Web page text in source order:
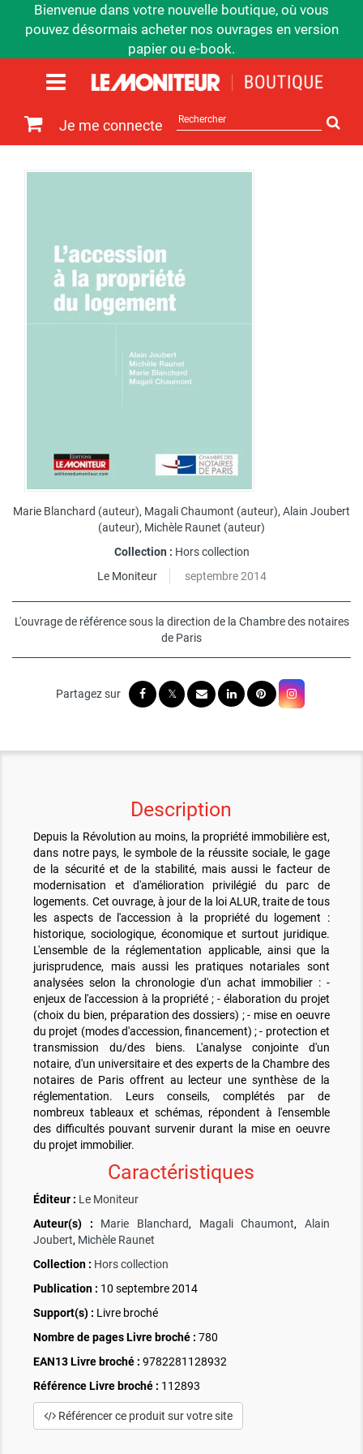
Bienvenue dans votre nouvelle boutique, où vous
pouvez désormais acheter nos ouvrages en version
papier ou e-book.
Je me connecte
sur
le
Marie Blanchard (auteur), Magali Chaumont (auteur), Alain Joubert
(auteur), Michèle Raunet (auteur)
Collection : Hors collection
Le Moniteur
septembre 2014
L'ouvrage de référence sous la direction de la Chambre des notaires
de Paris
Description
Depuis la Révolution au moins, la propriété immobilière est,
dans notre pays, le symbole de la réussite sociale, le gage
de la sécurité et de la stabilité, mais aussi le facteur de
modernisation et d'amélioration privilégié du parc de
logements. Cet ouvrage, à jour de la loi ALUR, traite de tous
les aspects de l'accession à la propriété du logement :
historique, sociologique, économique et surtout juridique.
L'ensemble de la réglementation applicable, ainsi que la
jurisprudence, mais aussi les pratiques notariales sont
analysées selon la chronologie d'un achat immobilier : -
enjeux de l'accession à la propriété ; - élaboration du projet
(choix du bien, préparation des dossiers) ; - mise en oeuvre
du projet (modes d'accession, financement) ; - protection et
transmission du/des biens. L'analyse conjointe d'un
notaire, d'un universitaire et des experts de la Chambre des
notaires de Paris offrent au lecteur une synthèse de la
réglementation. Leurs conseils, complétés par de
nombreux tableaux et schémas, répondent à l'ensemble
des difficultés pouvant survenir durant la mise en oeuvre
du projet immobilier.
Caractéristiques
Éditeur : Le Moniteur
Auteur(s) :
Marie Blanchard, Magali Chaumont, Alain
Joubert, Michèle Raunet
Collection : Hors collection
Publication : 10 septembre 2014
Support(s) : Livre broché
Nombre de pages Livre broché : 780
EAN13 Livre broché : 9782281128932
Référence Livre broché : 112893
Référencer ce produit sur votre site